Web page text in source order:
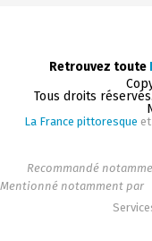
Retrouvez toute
Tous droits
La France pittoresque et
Recommandé
Mentionné notamment par